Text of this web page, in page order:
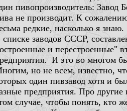
пивопроизводитель: Завод
не производит. К
редкие, насколько я знаю.
заводов СССР,
и перестроенные"
И это во многом
но не всем, известно,
один пивзавод хотя и
предприятия. Про
случае, чтобы понять, кто